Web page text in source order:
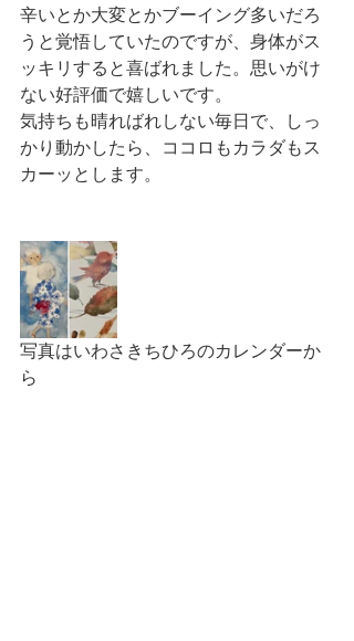
辛いとか大変とかブーイング多いだろ
うと覚悟していたのですが、身体がス
ッキリすると喜ばれました。思いがけ
ない好評価で嬉しいです。
気持ちも晴ればれしない毎日で、しっ
かり動かしたら、ココロもカラダもス
カーッとします。
写真はいわさきちひろのカレンダーか
ら